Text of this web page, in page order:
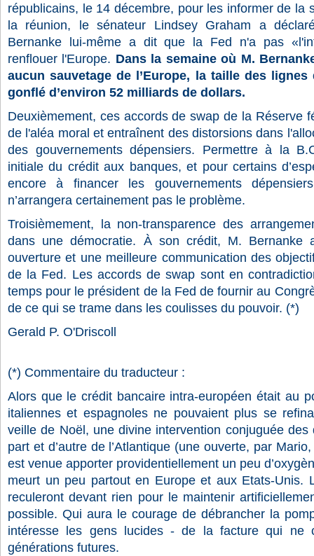
républicains, le 14 décembre, pour les informer de la
la réunion, le sénateur Lindsey Graham a
Bernanke lui-même a dit que la Fed n'a pas
renflouer l'Europe. Dans la semaine où M.
aucun sauvetage de l’Europe, la taille des
gonflé d’environ 52 milliards de dollars.
Deuxièmement, ces accords de swap de la Réserve
de l'aléa moral et entraînent des distorsions dans
des gouvernements dépensiers. Permettre à la
initiale du crédit aux banques, et pour certains
encore à financer les gouvernements
n’arrangera certainement pas le problème.
Troisièmement, la non-transparence des
dans une démocratie. À son crédit, M. Bernanke
ouverture et une meilleure communication des
de la Fed. Les accords de swap sont en
temps pour le président de la Fed de fournir au
de ce qui se trame dans les coulisses du pouvoir. (*)
Gerald P. O'Driscoll
(*) Commentaire du traducteur :
Alors que le crédit bancaire intra-européen était au
italiennes et espagnoles ne pouvaient plus se
veille de Noël, une divine intervention conjuguée
part et d’autre de l’Atlantique (une ouverte, par
est venue apporter providentiellement un peu
meurt un peu partout en Europe et aux Etats-Unis.
reculeront devant rien pour le maintenir
possible. Qui aura le courage de débrancher la
intéresse les gens lucides - de la facture qui ne
générations futures.